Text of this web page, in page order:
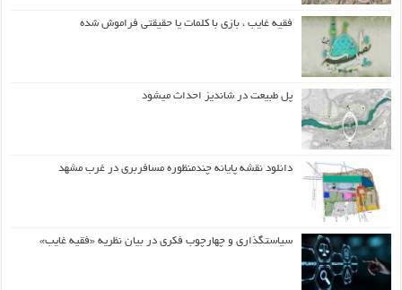
فقیه غایب ، بازی با کلمات یا حقیقتی فراموش شده
پل طبیعت در شاندیز احداث میشود
دانلود نقشه پایانه چندمنظوره مسافربری در غرب مشهد
سیاستگذاری و چهارچوب فکری در بیان نظریه «فقیه غایب»